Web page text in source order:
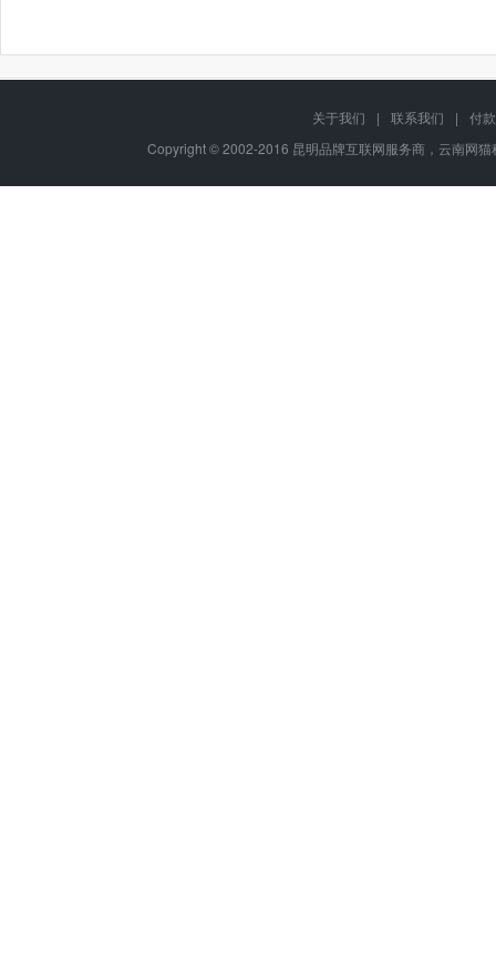
关于我们 | 联系我们 |
付
Copyright © 2002-2016 昆明品牌互联网服务商，云南网